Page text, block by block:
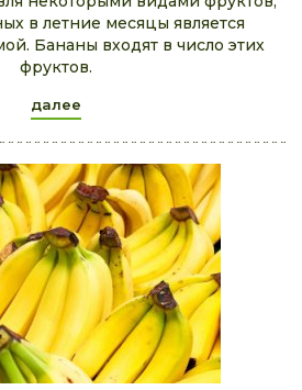
в летние месяцы является
Бананы входят в число этих
фруктов.
далее